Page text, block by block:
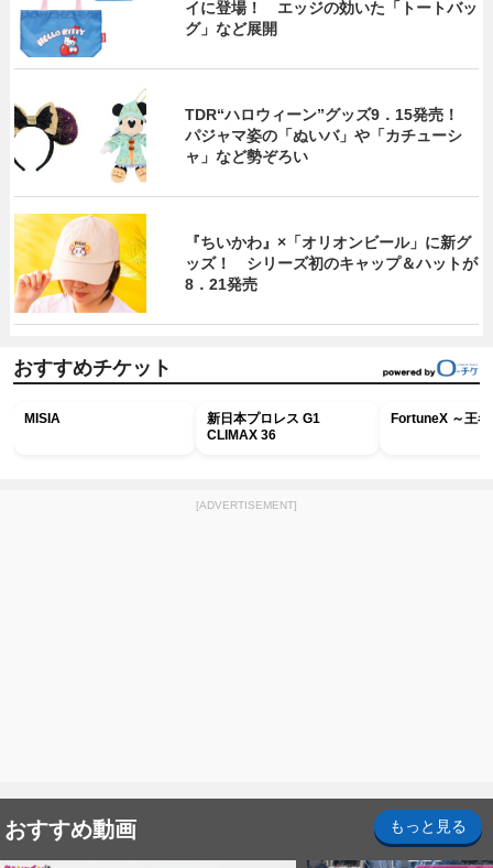
イに登場！ エッジの効いた「トートバッ
グ」など展開
TDR“ハロウィーン”グッズ9．15発売！
パジャマ姿の「ぬいバ」や「カチューシ
ャ」など勢ぞろい
『ちいかわ』×「オリオンビール」に新グ
ッズ！ シリーズ初のキャップ＆ハットが
8．21発売
おすすめチケット
MISIA
新日本プロレス G1
CLIMAX 36
FortuneX ～王
[ADVERTISEMENT]
おすすめ動画 もっと見る